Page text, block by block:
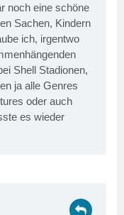
noch eine schöne
Sachen, Kindern
ich, irgentwo
Shell Stadionen,
ja alle Genres
oder auch
es wieder